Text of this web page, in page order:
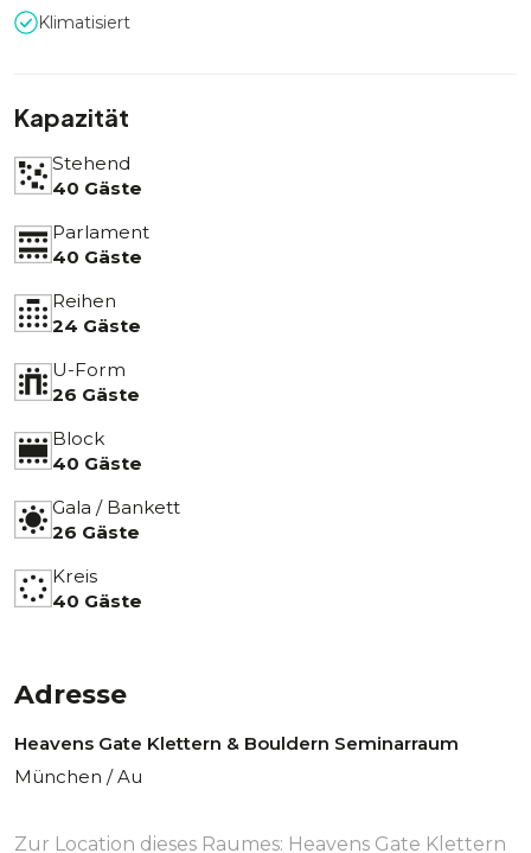
Klimatisiert
Kapazität
Stehend
40 Gäste
Parlament
40 Gäste
Reihen
24 Gäste
U-Form
26 Gäste
Block
40 Gäste
Gala / Bankett
26 Gäste
Kreis
40 Gäste
Adresse
Heavens Gate Klettern & Bouldern Seminarraum
München / Au
Zur Location dieses Raumes: Heavens Gate Klettern